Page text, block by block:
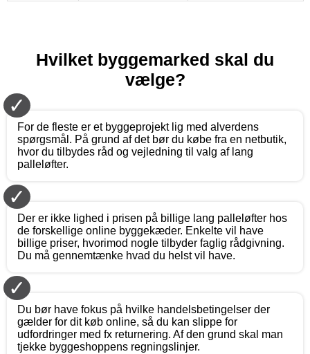
Hvilket byggemarked skal du
vælge?
✓
For de fleste er et byggeprojekt lig med alverdens
spørgsmål. På grund af det bør du købe fra en netbutik,
hvor du tilbydes råd og vejledning til valg af lang
palleløfter.
✓
Der er ikke lighed i prisen på billige lang palleløfter hos
de forskellige online byggekæder. Enkelte vil have
billige priser, hvorimod nogle tilbyder faglig rådgivning.
Du må gennemtænke hvad du helst vil have.
✓
Du bør have fokus på hvilke handelsbetingelser der
gælder for dit køb online, så du kan slippe for
udfordringer med fx returnering. Af den grund skal man
tjekke byggeshoppens regningslinjer.